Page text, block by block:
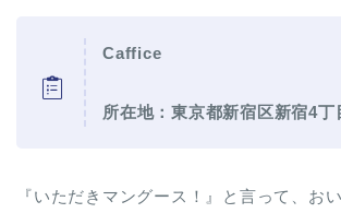
Caffice
所在地：東京都新宿区新宿4丁
『いただきマングース！』と言って、お